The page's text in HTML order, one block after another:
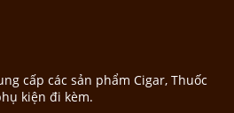
cấp các sản phẩm Cigar, Thuốc
kiện đi kèm.